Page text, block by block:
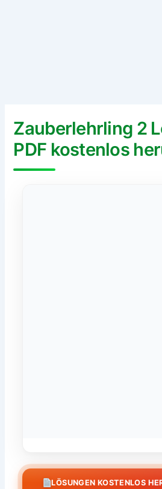
Zauberlehrling 2
PDF kostenlos
LÖSUNGEN KOSTENLOS